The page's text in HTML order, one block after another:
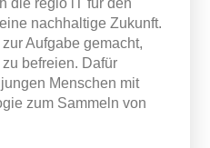
die regio iT für den
nachhaltige Zukunft.
Aufgabe gemacht,
befreien. Dafür
Menschen mit
zum Sammeln von